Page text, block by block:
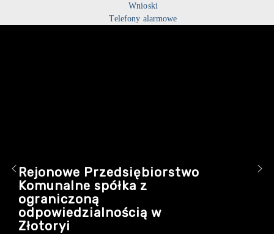
Wnioski
Telefony alarmowe
Rejonowe Przedsiębiorstwo
Komunalne spółka z
ograniczoną
odpowiedzialnością w
Złotoryi